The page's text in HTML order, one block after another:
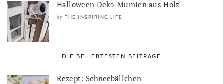
Halloween Deko-Mumien aus Holz
by THE INSPIRING LIFE
DIE BELIEBTESTEN BEITRÄGE
Rezept: Schneebällchen